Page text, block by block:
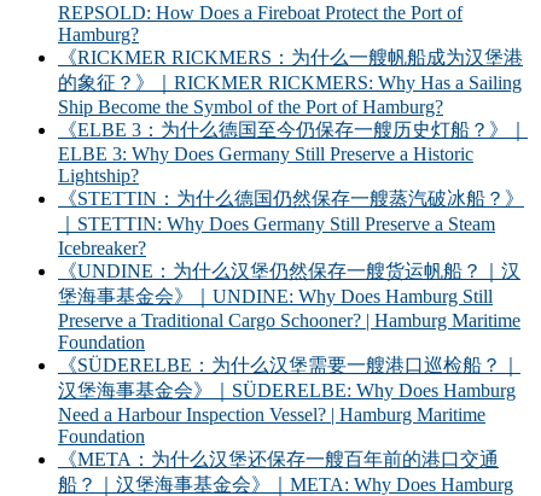
REPSOLD: How Does a Fireboat Protect the Port of
Hamburg?
《RICKMER RICKMERS：为什么一艘帆船成为汉堡港
的象征？》｜RICKMER RICKMERS: Why Has a Sailing
Ship Become the Symbol of the Port of Hamburg?
《ELBE 3：为什么德国至今仍保存一艘历史灯船？》｜
ELBE 3: Why Does Germany Still Preserve a Historic
Lightship?
《STETTIN：为什么德国仍然保存一艘蒸汽破冰船？》
｜STETTIN: Why Does Germany Still Preserve a Steam
Icebreaker?
《UNDINE：为什么汉堡仍然保存一艘货运帆船？｜汉
堡海事基金会》｜UNDINE: Why Does Hamburg Still
Preserve a Traditional Cargo Schooner? | Hamburg Maritime
Foundation
《SÜDERELBE：为什么汉堡需要一艘港口巡检船？｜
汉堡海事基金会》｜SÜDERELBE: Why Does Hamburg
Need a Harbour Inspection Vessel? | Hamburg Maritime
Foundation
《META：为什么汉堡还保存一艘百年前的港口交通
船？｜汉堡海事基金会》｜META: Why Does Hamburg